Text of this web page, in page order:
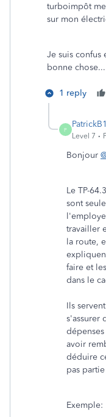
turboimpôt
sur mon
Je suis confus
bonne chose...
1 reply
P
PatrickB1
Level 7
Bonjour
Le TP-
sont
travailler
la route,
faire et
dans le
Ils
s'assurer
avoir
déduire
pas
Exemple: